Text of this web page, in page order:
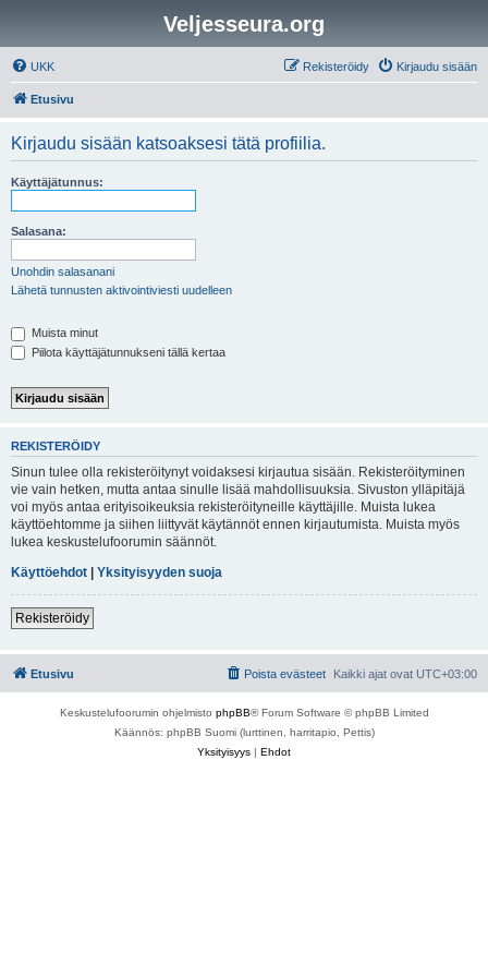
Veljesseura.org
UKK Kirjaudu sisään
Rekisteröidy
Etusivu
Kirjaudu sisään katsoaksesi tätä profiilia.
Käyttäjätunnus:
Salasana:
Unohdin salasanani
Lähetä tunnusten aktivointiviesti uudelleen
Muista minut
Piilota käyttäjätunnukseni tällä kertaa
REKISTERÖIDY
Sinun tulee olla rekisteröitynyt voidaksesi kirjautua sisään. Rekisteröityminen
vie vain hetken, mutta antaa sinulle lisää mahdollisuuksia. Sivuston ylläpitäjä
voi myös antaa erityisoikeuksia rekisteröityneille käyttäjille. Muista lukea
käyttöehtomme ja siihen liittyvät käytännöt ennen kirjautumista. Muista myös
lukea keskustelufoorumin säännöt.
Käyttöehdot | Yksityisyyden suoja
Rekisteröidy
Etusivu Kaikki ajat ovat UTC+03:00
Poista evästeet
Keskustelufoorumin ohjelmisto phpBB® Forum Software © phpBB Limited
Käännös: phpBB Suomi (lurttinen, harritapio, Pettis)
Yksityisyys | Ehdot